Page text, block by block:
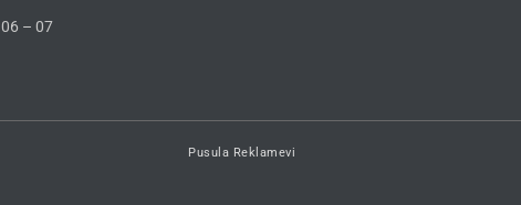
– 07
Pusula Reklamevi